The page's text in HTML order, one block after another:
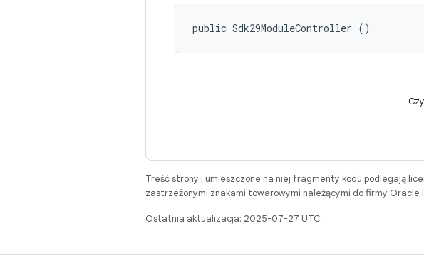
public Sdk29ModuleController ()
Treść strony i umieszczone na niej fragmenty kodu podlegają
zastrzeżonymi znakami towarowymi należącymi do firmy Oracle
Ostatnia aktualizacja: 2025-07-27 UTC.